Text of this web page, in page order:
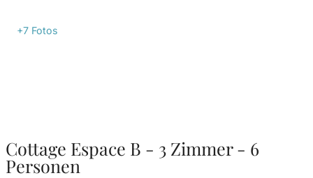
+7 Fotos
Cottage Espace B - 3 Zimmer - 6
Personen